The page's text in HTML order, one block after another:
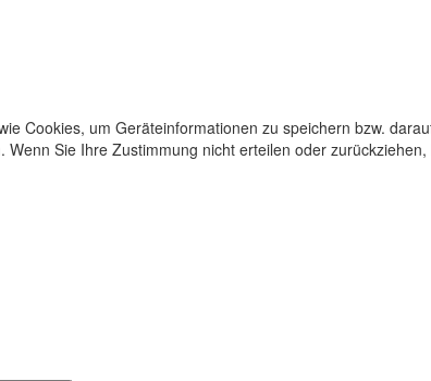
Cookies, um Geräteinformationen zu speichern bzw.
Sie Ihre Zustimmung nicht erteilen oder